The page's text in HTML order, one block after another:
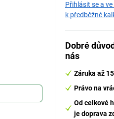
Přihlásit se a
k předběžné
Dobré
nás
Záruka až
Právo na
Od celkové
je doprava